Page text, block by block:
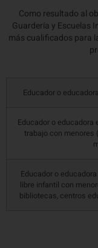
Como resultado al
Guardería y Escuelas
más cualificados para
Educador o
Educador o
trabajo con menores
Educador o
libre infantil con
bibliotecas, centros